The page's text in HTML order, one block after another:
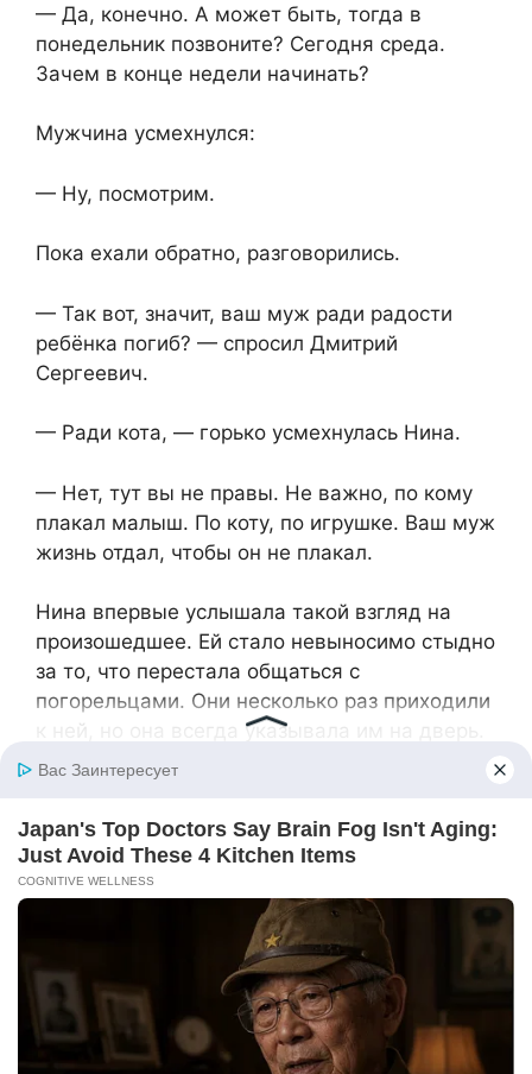
— Да, конечно. А может быть, тогда в
понедельник позвоните? Сегодня среда.
Зачем в конце недели начинать?
Мужчина усмехнулся:
— Ну, посмотрим.
Пока ехали обратно, разговорились.
— Так вот, значит, ваш муж ради радости
ребёнка погиб? — спросил Дмитрий
Сергеевич.
— Ради кота, — горько усмехнулась Нина.
— Нет, тут вы не правы. Не важно, по кому
плакал малыш. По коту, по игрушке. Ваш муж
жизнь отдал, чтобы он не плакал.
Нина впервые услышала такой взгляд на
произошедшее. Ей стало невыносимо стыдно
за то, что перестала общаться с
погорельцами. Они несколько раз приходили
к ней, но она всегда указывала им на дверь.
же, им тоже тяжело», — подумала она.
Участковый позвонил в опеку только через
две недели, а всё это время помогал Нине
собирать необходимые документы. Людмила
Сергеевна смотрела на него как на героя. А
Нина смущалась, но ни о чём таком не
думала.